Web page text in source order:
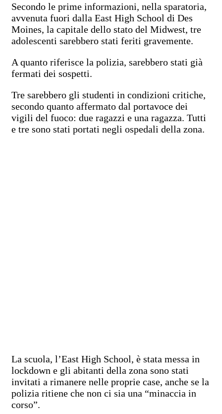
Secondo le prime informazioni, nella sparatoria,
avvenuta fuori dalla East High School di Des
Moines, la capitale dello stato del Midwest, tre
adolescenti sarebbero stati feriti gravemente.
A quanto riferisce la polizia, sarebbero stati già
fermati dei sospetti.
Tre sarebbero gli studenti in condizioni critiche,
secondo quanto affermato dal portavoce dei
vigili del fuoco: due ragazzi e una ragazza. Tutti
e tre sono stati portati negli ospedali della zona.
La scuola, l’East High School, è stata messa in
lockdown e gli abitanti della zona sono stati
invitati a rimanere nelle proprie case, anche se la
polizia ritiene che non ci sia una “minaccia in
corso”.